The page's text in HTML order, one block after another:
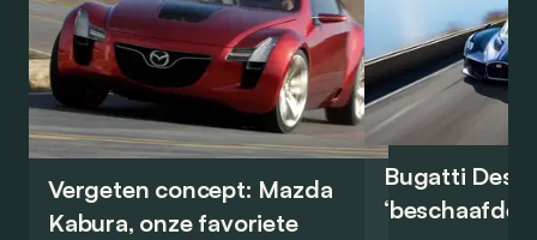
Vergeten concept: Mazda
Kabura, onze favoriete
Bugatti
‘beschaafde’